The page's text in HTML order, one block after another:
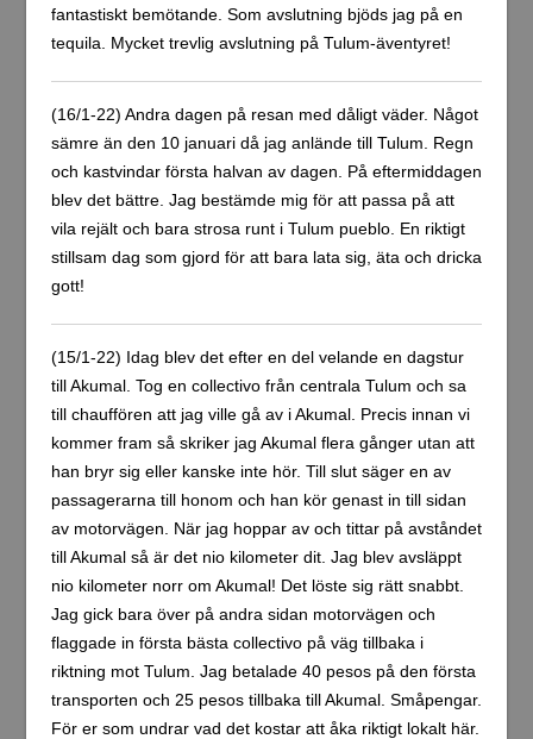
fantastiskt bemötande. Som avslutning bjöds jag på en
tequila. Mycket trevlig avslutning på Tulum-äventyret!
(16/1-22) Andra dagen på resan med dåligt väder. Något
sämre än den 10 januari då jag anlände till Tulum. Regn
och kastvindar första halvan av dagen. På eftermiddagen
blev det bättre. Jag bestämde mig för att passa på att
vila rejält och bara strosa runt i Tulum pueblo. En riktigt
stillsam dag som gjord för att bara lata sig, äta och dricka
gott!
(15/1-22) Idag blev det efter en del velande en dagstur
till Akumal. Tog en collectivo från centrala Tulum och sa
till chauffören att jag ville gå av i Akumal. Precis innan vi
kommer fram så skriker jag Akumal flera gånger utan att
han bryr sig eller kanske inte hör. Till slut säger en av
passagerarna till honom och han kör genast in till sidan
av motorvägen. När jag hoppar av och tittar på avståndet
till Akumal så är det nio kilometer dit. Jag blev avsläppt
nio kilometer norr om Akumal! Det löste sig rätt snabbt.
Jag gick bara över på andra sidan motorvägen och
flaggade in första bästa collectivo på väg tillbaka i
riktning mot Tulum. Jag betalade 40 pesos på den första
transporten och 25 pesos tillbaka till Akumal. Småpengar.
För er som undrar vad det kostar att åka riktigt lokalt här.